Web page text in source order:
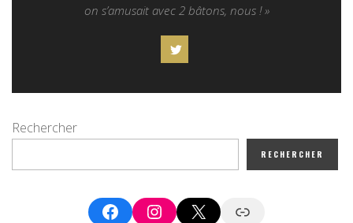
on s’amusait avec 2 bâtons, nous ! »
Rechercher
RECHERCHER
FacebookInstagram
X Google News